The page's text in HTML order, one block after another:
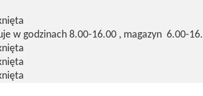
w godzinach 8.00-16.00 , magazyn 6.00-